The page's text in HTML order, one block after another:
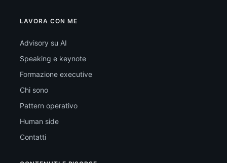
LAVORA CON ME
Advisory su AI
Speaking e keynote
Formazione executive
Chi sono
Pattern operativo
Human side
Contatti